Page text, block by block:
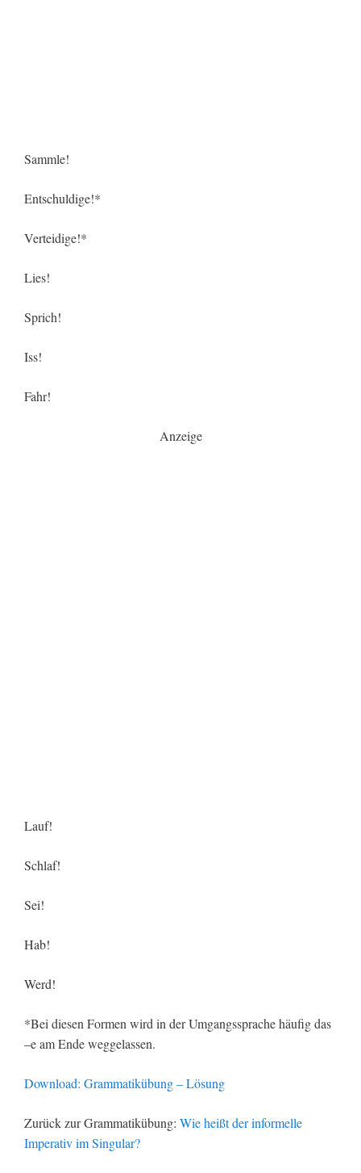
Sammle!
Entschuldige!*
Verteidige!*
Lies!
Sprich!
Iss!
Fahr!
Anzeige
Lauf!
Schlaf!
Sei!
Hab!
Werd!
*Bei diesen Formen wird in der Umgangssprache häufig das
–e am Ende weggelassen.
Download: Grammatikübung – Lösung
Zurück zur Grammatikübung: Wie heißt der informelle
Imperativ im Singular?